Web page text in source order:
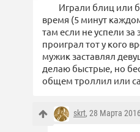
Играли блиц или
время (5 минут
там если не успели за
проиграл тот у кого
мужик заставлял
делаю быстрые, но
общем троллил или
skrt, 28 Марта